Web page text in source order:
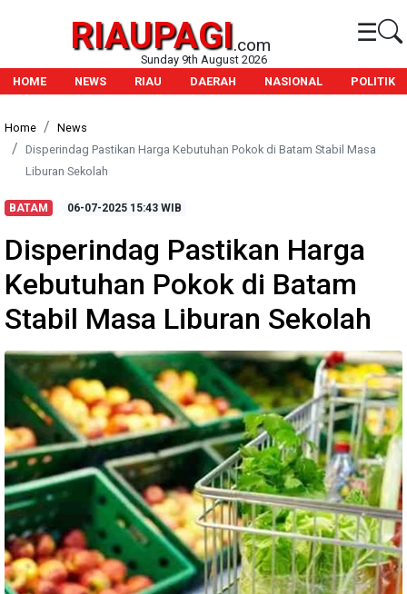
RIAUPAGI.com ☰
Sunday 9th August 2026
HOME
NEWS RIAU DAERAH NASIONAL POLITIK
Home
News
Disperindag Pastikan Harga Kebutuhan Pokok di Batam Stabil Masa
Liburan Sekolah
BATAM 06-07-2025 15:43 WIB
Disperindag Pastikan Harga
Kebutuhan Pokok di Batam
Stabil Masa Liburan Sekolah